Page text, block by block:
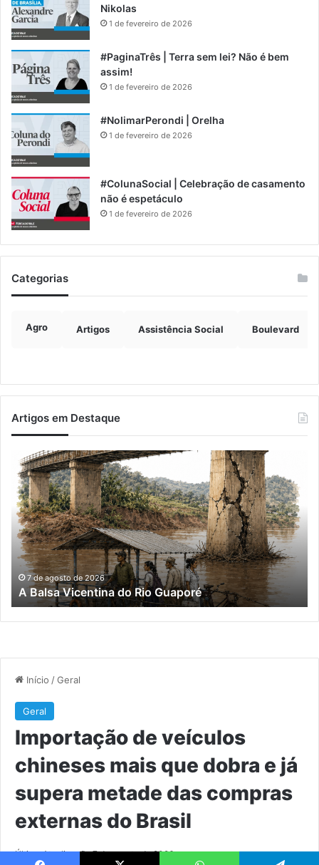
Nikolas
1 de fevereiro de 2026
#PaginaTrês | Terra sem lei? Não é bem
assim!
1 de fevereiro de 2026
#NolimarPerondi | Orelha
1 de fevereiro de 2026
#ColunaSocial | Celebração de casamento
não é espetáculo
1 de fevereiro de 2026
Categorias
Agro Artigos Assistência Social Boulevard
Artigos em Destaque
Balsa
Vicentina
do
Rio
Guaporé
7 de agosto de 2026
A Balsa Vicentina do Rio Guaporé